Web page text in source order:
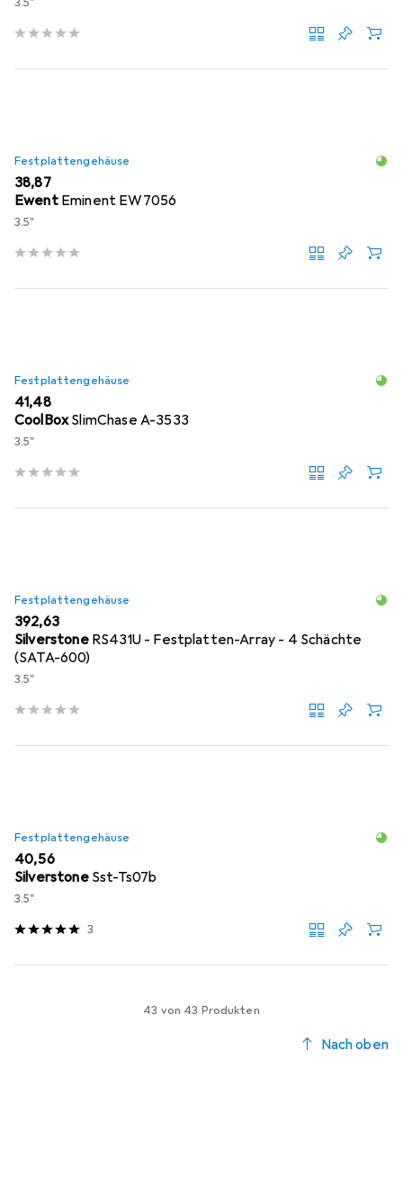
3.5"
Festplattengehäuse
EUR
38,87
Ewent Eminent EW7056
3.5"
Festplattengehäuse
EUR
41,48
CoolBoxSlimChase A-3533
3.5"
Festplattengehäuse
EUR
392,63
Silverstone RS431U - Festplatten-Array - 4 Schächte
(SATA-600)
3.5"
Festplattengehäuse
EUR
40,56
Silverstone Sst-Ts07b
3.5"
3
43 von 43 Produkten
Nach oben